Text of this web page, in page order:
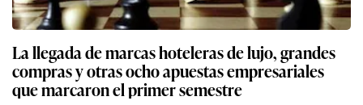
La llegada de marcas hoteleras de lujo, grandes
compras y otras ocho apuestas empresariales
que marcaron el primer semestre